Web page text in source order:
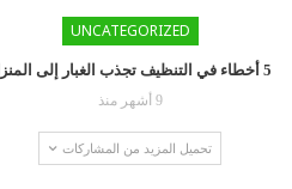
UNCATEGORIZED
5 أخطاء في التنظيف تجذب الغبار إلى المنزل
9 أشهر منذ
تحميل المزيد من المشاركات